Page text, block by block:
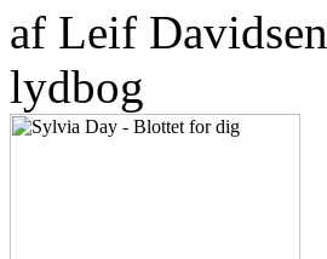
af Leif Davidsen
lydbog